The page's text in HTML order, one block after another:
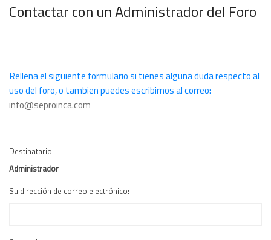
Contactar con un Administrador del Foro
Rellena el siguiente formulario si tienes alguna duda respecto al
uso del foro, o tambien puedes escribirnos al correo:
info@seproinca.com
Destinatario:
Administrador
Su dirección de correo electrónico: